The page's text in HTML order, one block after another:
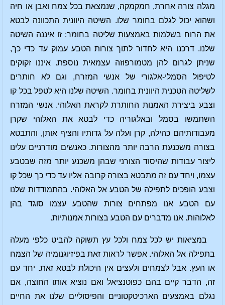
מגלה צורה אחרת, חמקמקה, שנמצאת בכל צמח ואבן או חיה
ושהוא יכול לגלם בחומר שלו. השיטה היוונית התכוונה לבטא
את הרוח בשלמות באמצעות שליטה בחומר: זו איננה השיטה
שלנו. דרכנו היא לחדור לתוך צורות הטבע עמוק עד כדי כך,
שניתן לגרום להן מטמורפוזה עצמאית נוספת. איננו זקוקים
לטיפול הסמלי-אלגורי של אנשי המזרח, וגם לא חותרים
לשליטה הטכנית היוונית בחומר. השיטה שלנו היא לטפל בכל קו
וצבע ביצירת האמנות החותרת לקראת האלוהי. אנשי המזרח
השתמשו בסמל ובאלגוריה כדי לבטא את האלוהי שקרן
מעבודותיהם כהילה, קרן ועלה על גדותיו והציף אותן, והתבטא
בצורה משכנעת הרבה יותר מהצורות. כאנשים מודרניים עלינו
ליצור עבודות שהיסוד הצורני שבהן משכנע יותר מזה שבטבע
עצמו, ויחד עם זה מתבטא בצורה קרובה אליו עד כדי כך שכל קו
וצבע הופכים לתפילה של הטבע אל האלוהי. בהתמודדות שלנו
עם הטבע אנו מפתחים צורות שהטבע עצמו סוגד בהן
לאלוהות. אנו מדברים עם הטבע בצורות אמנותיות.
במציאות יש לכל צמח ולכל עץ תשוקה להביט כלפי מעלה
בתפילה אל האלוהי. אפשר לראות זאת בפיזיוגנומיה של הצמח
או העץ. אבל לצמחים ולעצים אין היכולת לבטא זאת. יחד עם
זה, הדבר קיים בהם כפוטנציאל ואם נוציא אותו החוצה, אם
נגלם באמצעים הארכיטקטוניים והפיסוליים שלנו את החיים